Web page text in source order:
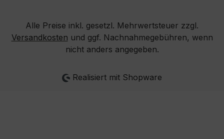
Alle Preise inkl. gesetzl. Mehrwertsteuer zzgl.
Versandkosten und ggf. Nachnahmegebühren, wenn
nicht anders angegeben.
Realisiert mit Shopware